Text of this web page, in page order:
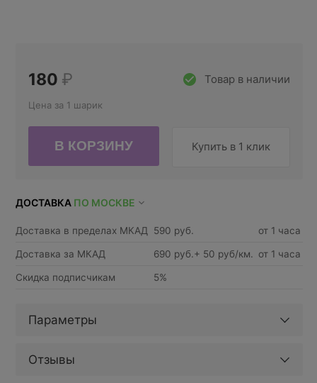
Товар в наличии
180 ₽
Цена за 1 шарик
Купить в 1 клик
ДОСТАВКА ПО МОСКВЕ
Доставка в пределах МКАД 590 руб. от 1 часа
Доставка за МКАД 690 руб.+ 50 руб/км. от 1 часа
Скидка подписчикам 5%
Параметры
Отзывы